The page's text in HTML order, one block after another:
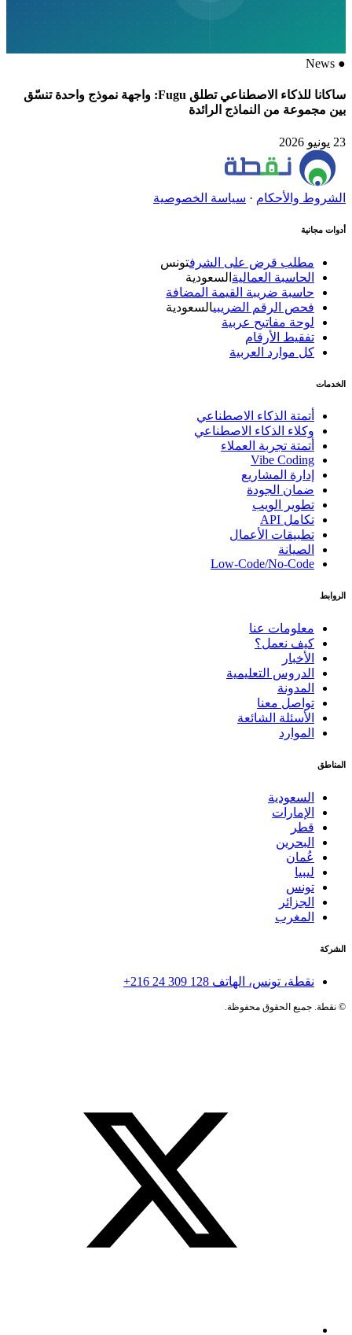
●
News
ساكانا للذكاء الاصطناعي تطلق Fugu: واجهة نموذج واحدة تنسّق
بين مجموعة من النماذج الرائدة
23 يونيو 2026
الشروط والأحكام· سياسة الخصوصية
أدوات مجانية
مطلب قرض على الشرف تونس
الحاسبة العماليةالسعودية
حاسبة ضريبة القيمة المضافة
فحص الرقم الضريبيالسعودية
لوحة مفاتيح عربية
تفقيط الأرقام
كل موارد العربية
الخدمات
أتمتة الذكاء الاصطناعي
وكلاء الذكاء الاصطناعي
أتمتة تجربة العملاء
Vibe Coding
إدارة المشاريع
ضمان الجودة
تطوير الويب
تكامل API
تطبيقات الأعمال
الصيانة
Low-Code/No-Code
الروابط
معلومات عنا
كيف نعمل؟
الأخبار
الدروس التعليمية
المدونة
تواصل معنا
الأسئلة الشائعة
الموارد
المناطق
السعودية
الإمارات
قطر
البحرين
عُمان
ليبيا
تونس
الجزائر
المغرب
الشركة
نقطة، تونس، الهاتف +216 24 309 128
©نقطة. جميع الحقوق محفوظة.